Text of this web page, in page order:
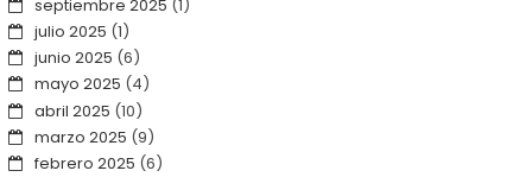
septiembre 2025 (1)
julio 2025 (1)
junio 2025 (6)
mayo 2025 (4)
abril 2025 (10)
marzo 2025 (9)
febrero 2025 (6)